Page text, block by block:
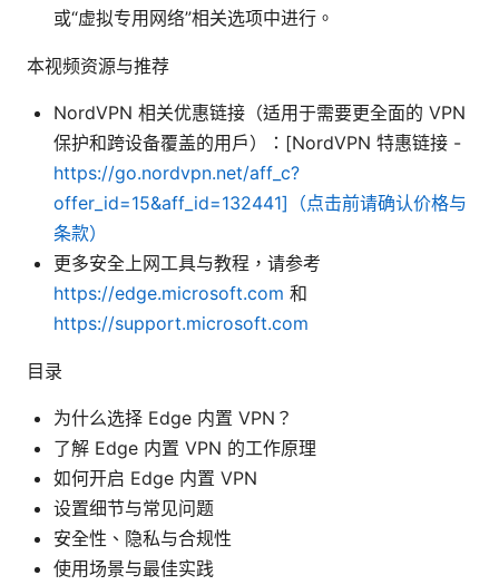
或“虚拟专用网络”相关选项中进行。
本视频资源与推荐
NordVPN 相关优惠链接（适用于需要更全面的 VPN
保护和跨设备覆盖的用户）：[NordVPN 特惠链接 -
https://go.nordvpn.net/aff_c?
offer_id=15&aff_id=132441]（点击前请确认价格与
条款）
更多安全上网工具与教程，请参考
https://edge.microsoft.com 和
https://support.microsoft.com
目录
为什么选择 Edge 内置 VPN？
了解 Edge 内置 VPN 的工作原理
如何开启 Edge 内置 VPN
设置细节与常见问题
安全性、隐私与合规性
使用场景与最佳实践